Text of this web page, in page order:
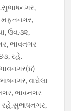
મફતનગર,
ઉવ.૩૨,
ભાવનગર
રહે.
વાઘેલા
ભાવનગર
રહે.સુભાષનગર,